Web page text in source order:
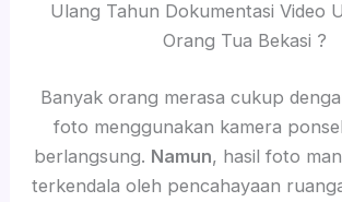
Ulang Tahun Dokumentasi Video
Orang Tua Bekasi ?
Banyak orang merasa cukup
foto menggunakan kamera
berlangsung. Namun, hasil foto
terkendala oleh pencahayaan